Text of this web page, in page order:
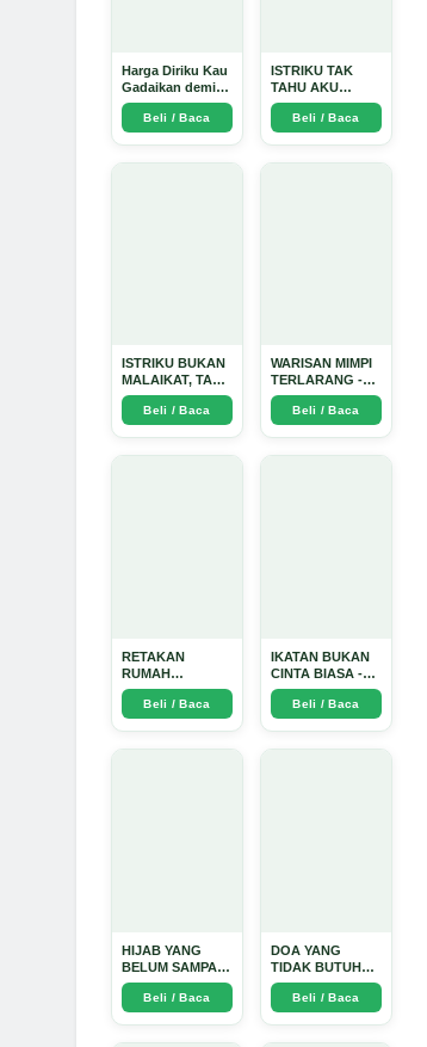
Harga Diriku Kau
Gadaikan demi
Perempuan Itu -
Arda Dinata
Beli / Baca
ISTRIKU TAK
TAHU AKU
PENGUSAHA
EMAS - Arda
Dinata
Beli / Baca
ISTRIKU BUKAN
MALAIKAT, TAPI
AKU JUGA
TIDAK SUCI -
Beli / Baca
WARISAN MIMPI
TERLARANG -
Arda Dinata
Beli / Baca
RETAKAN
RUMAH
TANGGA:
Sebuah
Perjalanan
Beli / Baca
IKATAN BUKAN
CINTA BIASA -
Arda Dinata
Beli / Baca
HIJAB YANG
BELUM SAMPAI
KE HATI: Ketika
Cinta Seorang
Ustadz Menjadi
Beli / Baca
DOA YANG
TIDAK BUTUH
SINYAL: Kisah
Tiga Jiwa yang
Tersesat di Era AI
Beli / Baca